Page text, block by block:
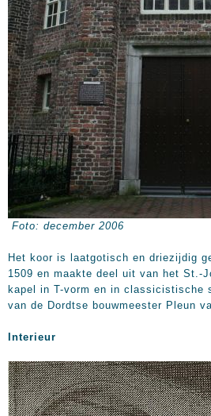
Foto: december 2006
Het koor is laatgotisch en driezijdig
1509 en maakte deel uit van het St.-
kapel in T-vorm en in classicistische
van de Dordtse bouwmeester Pleun
Interieur